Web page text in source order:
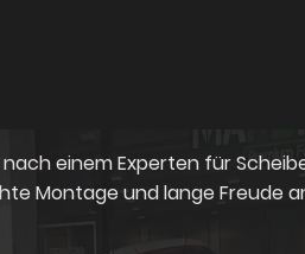
einem Experten für
Montage und lange Freude